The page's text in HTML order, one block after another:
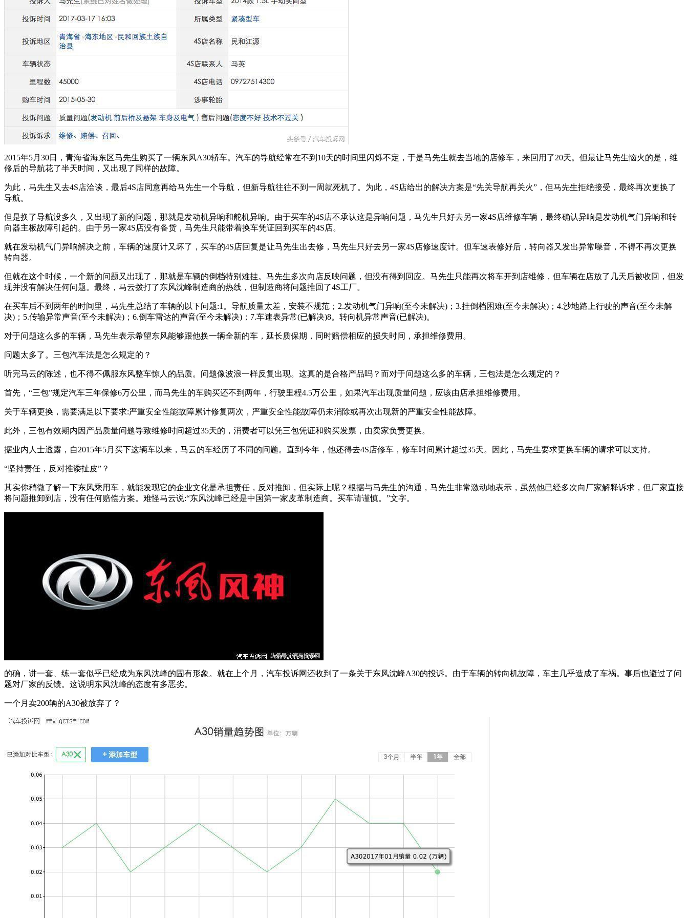
2015年5月30日，青海省海东区马先生购买了一辆东风A30轿车。汽车的导航经常在不到10天的时间里闪烁不定，于是马先生就去当地的店修车，来回用了20天。但最让马先生恼火的是，维
修后的导航花了半天时间，又出现了同样的故障。
为此，马先生又去4S店洽谈，最后4S店同意再给马先生一个导航，但新导航往往不到一周就死机了。为此，4S店给出的解决方案是“先关导航再关火”，但马先生拒绝接受，最终再次更换了
导航。
但是换了导航没多久，又出现了新的问题，那就是发动机异响和舵机异响。由于买车的4S店不承认这是异响问题，马先生只好去另一家4S店维修车辆，最终确认异响是发动机气门异响和转
向器主板故障引起的。由于另一家4S店没有备货，马先生只能带着换车凭证回到买车的4S店。
就在发动机气门异响解决之前，车辆的速度计又坏了，买车的4S店回复是让马先生出去修，马先生只好去另一家4S店修速度计。但车速表修好后，转向器又发出异常噪音，不得不再次更换
转向器。
但就在这个时候，一个新的问题又出现了，那就是车辆的倒档特别难挂。马先生多次向店反映问题，但没有得到回应。马先生只能再次将车开到店维修，但车辆在店放了几天后被收回，但发
现并没有解决任何问题。最终，马云拨打了东风沈峰制造商的热线，但制造商将问题推回了4S工厂。
在买车后不到两年的时间里，马先生总结了车辆的以下问题:1。导航质量太差，安装不规范；2.发动机气门异响(至今未解决)；3.挂倒档困难(至今未解决)；4.沙地路上行驶的声音(至今未解
决)；5.传输异常声音(至今未解决)；6.倒车雷达的声音(至今未解决)；7.车速表异常(已解决)8。转向机异常声音(已解决)。
对于问题这么多的车辆，马先生表示希望东风能够跟他换一辆全新的车，延长质保期，同时赔偿相应的损失时间，承担维修费用。
问题太多了。三包汽车法是怎么规定的？
听完马云的陈述，也不得不佩服东风整车惊人的品质。问题像波浪一样反复出现。这真的是合格产品吗？而对于问题这么多的车辆，三包法是怎么规定的？
首先，“三包”规定汽车三年保修6万公里，而马先生的车购买还不到两年，行驶里程4.5万公里，如果汽车出现质量问题，应该由店承担维修费用。
关于车辆更换，需要满足以下要求:严重安全性能故障累计修复两次，严重安全性能故障仍未消除或再次出现新的严重安全性能故障。
此外，三包有效期内因产品质量问题导致维修时间超过35天的，消费者可以凭三包凭证和购买发票，由卖家负责更换。
据业内人士透露，自2015年5月买下这辆车以来，马云的车经历了不同的问题。直到今年，他还得去4S店修车，修车时间累计超过35天。因此，马先生要求更换车辆的请求可以支持。
“坚持责任，反对推诿扯皮”？
其实你稍微了解一下东风乘用车，就能发现它的企业文化是承担责任，反对推卸，但实际上呢？根据与马先生的沟通，马先生非常激动地表示，虽然他已经多次向厂家解释诉求，但厂家直接
将问题推卸到店，没有任何赔偿方案。难怪马云说:“东风沈峰已经是中国第一家皮革制造商。买车请谨慎。”文字。
的确，讲一套、练一套似乎已经成为东风沈峰的固有形象。就在上个月，汽车投诉网还收到了一条关于东风沈峰A30的投诉。由于车辆的转向机故障，车主几乎造成了车祸。事后也避过了问
题对厂家的反馈。这说明东风沈峰的态度有多恶劣。
一个月卖200辆的A30被放弃了？